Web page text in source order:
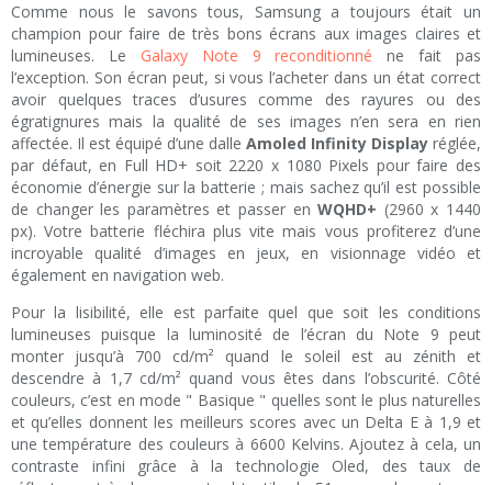
Comme nous le savons tous, Samsung a toujours était un
champion pour faire de très bons écrans aux images claires et
lumineuses. Le Galaxy Note 9 reconditionné ne fait pas
l’exception. Son écran peut, si vous l’acheter dans un état correct
avoir quelques traces d’usures comme des rayures ou des
égratignures mais la qualité de ses images n’en sera en rien
affectée. Il est équipé d’une dalle Amoled Infinity Display réglée,
par défaut, en Full HD+ soit 2220 x 1080 Pixels pour faire des
économie d’énergie sur la batterie ; mais sachez qu’il est possible
de changer les paramètres et passer enWQHD+ (2960 x 1440
px). Votre batterie fléchira plus vite mais vous profiterez d’une
incroyable qualité d’images en jeux, en visionnage vidéo et
également en navigation web.
Pour la lisibilité, elle est parfaite quel que soit les conditions
lumineuses puisque la luminosité de l’écran du Note 9 peut
monter jusqu’à 700 cd/m² quand le soleil est au zénith et
descendre à 1,7 cd/m² quand vous êtes dans l’obscurité. Côté
couleurs, c’est en mode " Basique " quelles sont le plus naturelles
et qu’elles donnent les meilleurs scores avec un Delta E à 1,9 et
une température des couleurs à 6600 Kelvins. Ajoutez à cela, un
contraste infini grâce à la technologie Oled, des taux de